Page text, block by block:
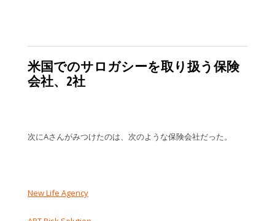
米国でのサロガシーを取り扱う保険
会社、2社
次にAさんがみつけたのは、次のような保険会社だった。
New Life Agency